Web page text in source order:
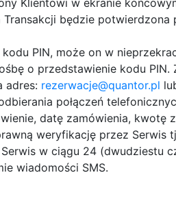
Klientowi w ekranie
będzie
PIN, może on w
o przedstawienie kodu
adres: rezerwacje@quantor.pl
połączeń
datę zamówienia,
weryfikację przez Serwis
w ciągu 24
wiadomości SMS.